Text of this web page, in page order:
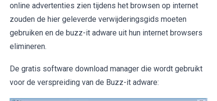
online advertenties zien tijdens het browsen op internet
zouden de hier geleverde verwijderingsgids moeten
gebruiken en de buzz-it adware uit hun internet browsers
elimineren.
De gratis software download manager die wordt gebruikt
voor de verspreiding van de Buzz-it adware: